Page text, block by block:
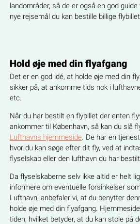
landområder, så de er også en god
nye rejsemål du kan bestille billige
Hold øje med din flyafgang
Det er en god idé, at holde øje med din
sikker på, at ankomme tids nok i
etc.
Når du har bestilt en flybillet der enten
ankommer til København, så kan du slå
Lufthavns hjemmeside. De har en
hvor du kan søge efter dit fly, ved at
flyselskab eller den lufthavn du har
Da flyselskaberne selv ikke altid er helt
informere om eventuelle forsinkelser
Lufthavn, anbefaler vi, at du benytter
holde øje med din flyafgang.
tiden, hvilket betyder, at du kan stole på